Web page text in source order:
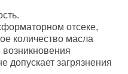
отсеке,
количество масла
допускает загрязнения